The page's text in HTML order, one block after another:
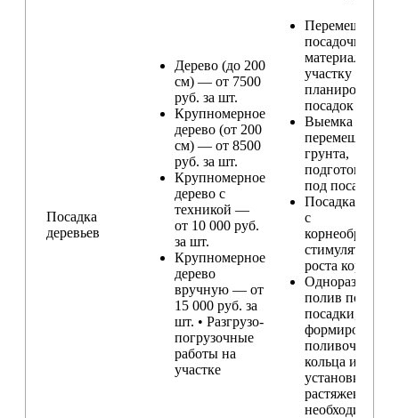
Посадка
деревьев
Дерево (до 200
см) — от 7500
руб. за шт.
Крупномерное
дерево (от 200
см) — от 8500
руб. за шт.
Крупномерное
дерево с
техникой —
от 10 000 руб.
за шт.
Крупномерное
дерево
вручную — от
15 000 руб. за
шт. • Разгрузо-
погрузочные
работы на
участке
Перемещение
посадочного
материала по
участку и
планирование
посадок
Выемка и
перемещение
грунта,
подготовка
под посадку
Посадка
с
стимулятором
роста корней
Одноразовый
полив после
посадки,
формирование
поливочного
кольца и
установка
растяжек (при